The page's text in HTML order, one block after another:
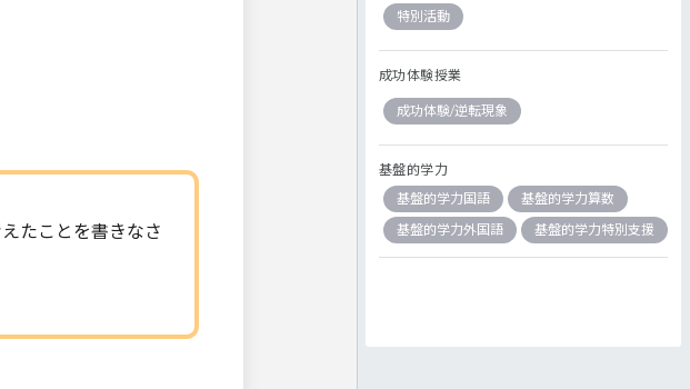
たことを書きなさ
特別活動
成功体験授業
成功体験/逆転現象
基盤的学力
基盤的学力国語
基盤的学力算数
基盤的学力外国語
基盤的学力特別支援